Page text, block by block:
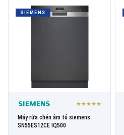
SIEMENS
★★★★★
Máy rửa chén âm tủ siemens
SN55ES12CE IQ500